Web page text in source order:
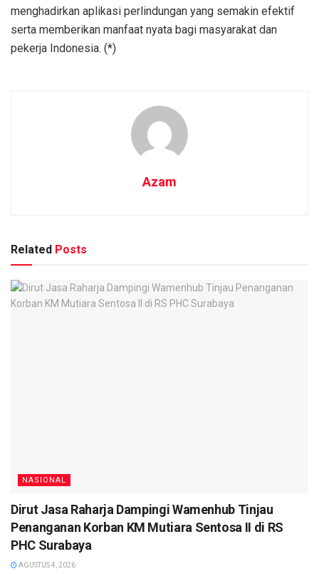
menghadirkan aplikasi perlindungan yang semakin efektif
serta memberikan manfaat nyata bagi masyarakat dan
pekerja Indonesia. (*)
Azam
Related Posts
NASIONAL
Dirut Jasa Raharja Dampingi Wamenhub Tinjau
Penanganan Korban KM Mutiara Sentosa II di RS
PHC Surabaya
AGUSTUS 4, 2026